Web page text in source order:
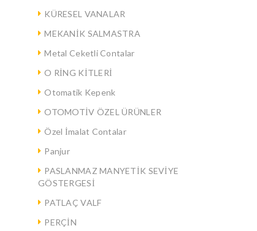
KÜRESEL VANALAR
MEKANİK SALMASTRA
Metal Ceketli Contalar
O RİNG KİTLERİ
Otomatik Kepenk
OTOMOTİV ÖZEL ÜRÜNLER
Özel İmalat Contalar
Panjur
PASLANMAZ MANYETİK SEVİYE
GÖSTERGESİ
PATLAÇ VALF
PERÇİN